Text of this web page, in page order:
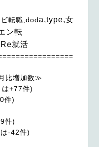
転職,doda,type,女
ン転
比増加数≫
+77件)
件)
件)
-42件)